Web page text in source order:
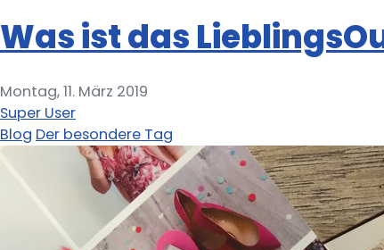
Was ist das
Montag, 11. März 2019
Super User
Blog Der besondere Tag